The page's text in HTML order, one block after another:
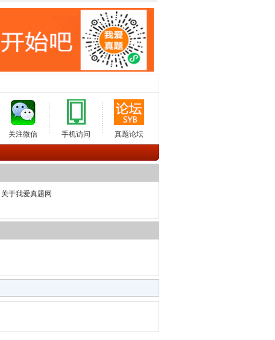
关注微信 手机访问 真题论坛
关于我爱真题网